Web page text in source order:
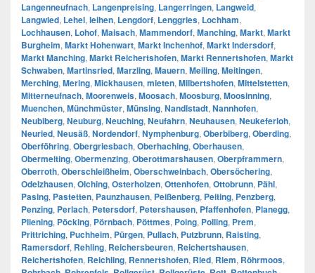
Langenneufnach, Langenpreising, Langerringen, Langweid,
Langwied, Lehel, leihen, Lengdorf, Lenggries, Lochham,
Lochhausen, Lohof, Maisach, Mammendorf, Manching, Markt, Markt
Burgheim, Markt Hohenwart, Markt Inchenhof, Markt Indersdorf,
Markt Manching, Markt Reichertshofen, Markt Rennertshofen, Markt
Schwaben, Martinsried, Marzling, Mauern, Meiling, Meitingen,
Merching, Mering, Mickhausen, mieten, Milbertshofen, Mittelstetten,
Mitterneufnach, Moorenweis, Moosach, Moosburg, Moosinning,
Muenchen, Münchmüster, Münsing, Nandlstadt, Nannhofen,
Neubiberg, Neuburg, Neuching, Neufahrn, Neuhausen, Neukeferloh,
Neuried, Neusäß, Nordendorf, Nymphenburg, Oberbiberg, Oberding,
Oberföhring, Obergriesbach, Oberhaching, Oberhausen,
Obermeiting, Obermenzing, Oberottmarshausen, Oberpframmern,
Oberroth, Oberschleißheim, Oberschweinbach, Obersöchering,
Odelzhausen, Olching, Osterholzen, Ottenhofen, Ottobrunn, Pähl,
Pasing, Pastetten, Paunzhausen, Peißenberg, Peiting, Penzberg,
Penzing, Perlach, Petersdorf, Petershausen, Pfaffenhofen, Planegg,
Pliening, Pöcking, Pörnbach, Pöttmes, Poing, Polling, Prem,
Prittriching, Puchheim, Pürgen, Pullach, Putzbrunn, Raisting,
Ramersdorf, Rehling, Reichersbeuren, Reichertshausen,
Reichertshofen, Reichling, Rennertshofen, Ried, Riem, Röhrmoos,